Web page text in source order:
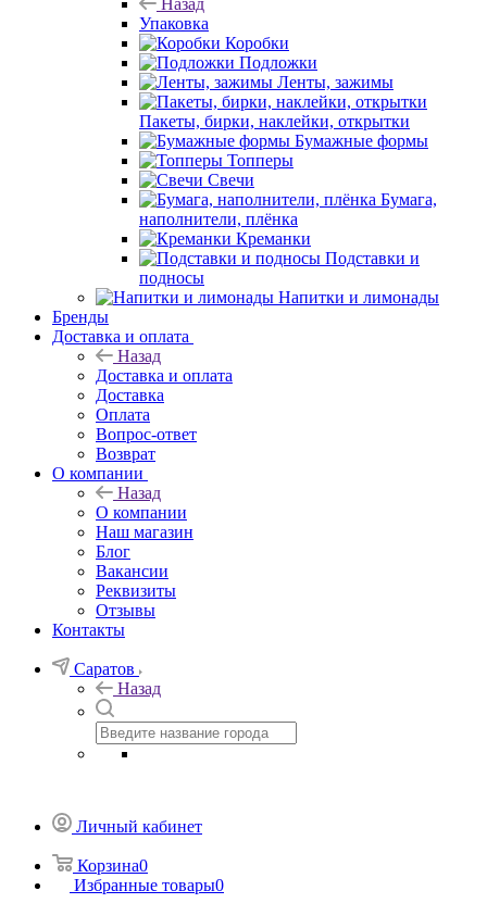
Назад
Упаковка
Коробки
Подложки
Ленты, зажимы
Пакеты, бирки, наклейки, открытки
Бумажные формы
Топперы
Свечи
Бумага,
наполнители, плёнка
Креманки
Подставки и
подносы
Напитки и лимонады
Бренды
Доставка и оплата
Назад
Доставка и оплата
Доставка
Оплата
Вопрос-ответ
Возврат
О компании
Назад
О компании
Наш магазин
Блог
Вакансии
Реквизиты
Отзывы
Контакты
Саратов
Назад
Личный кабинет
Корзина0
Избранные товары0